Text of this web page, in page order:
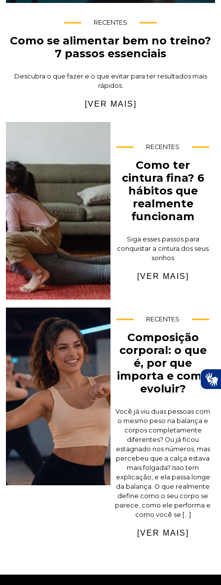
RECENTES
Como se alimentar bem no treino?
7 passos essenciais
Descubra o que fazer e o que evitar para ter resultados mais
rápidos.
[VER MAIS]
RECENTES
Como ter
cintura fina? 6
hábitos que
realmente
funcionam
Siga esses passos para
conquistar a cintura dos seus
sonhos
[VER MAIS]
RECENTES
Composição
corporal: o que
é, por que
importa e como
evoluir?
Você já viu duas pessoas com
o mesmo peso na balança e
corpos completamente
diferentes? Ou já ficou
estagnado nos números, mas
percebeu que a calça estava
mais folgada? Isso tem
explicação, e ela passa longe
da balança. O que realmente
define como o seu corpo se
parece, como ele performa e
como você se […]
[VER MAIS]